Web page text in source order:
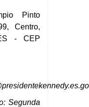
Pinto
Centro,
- CEP
Segunda